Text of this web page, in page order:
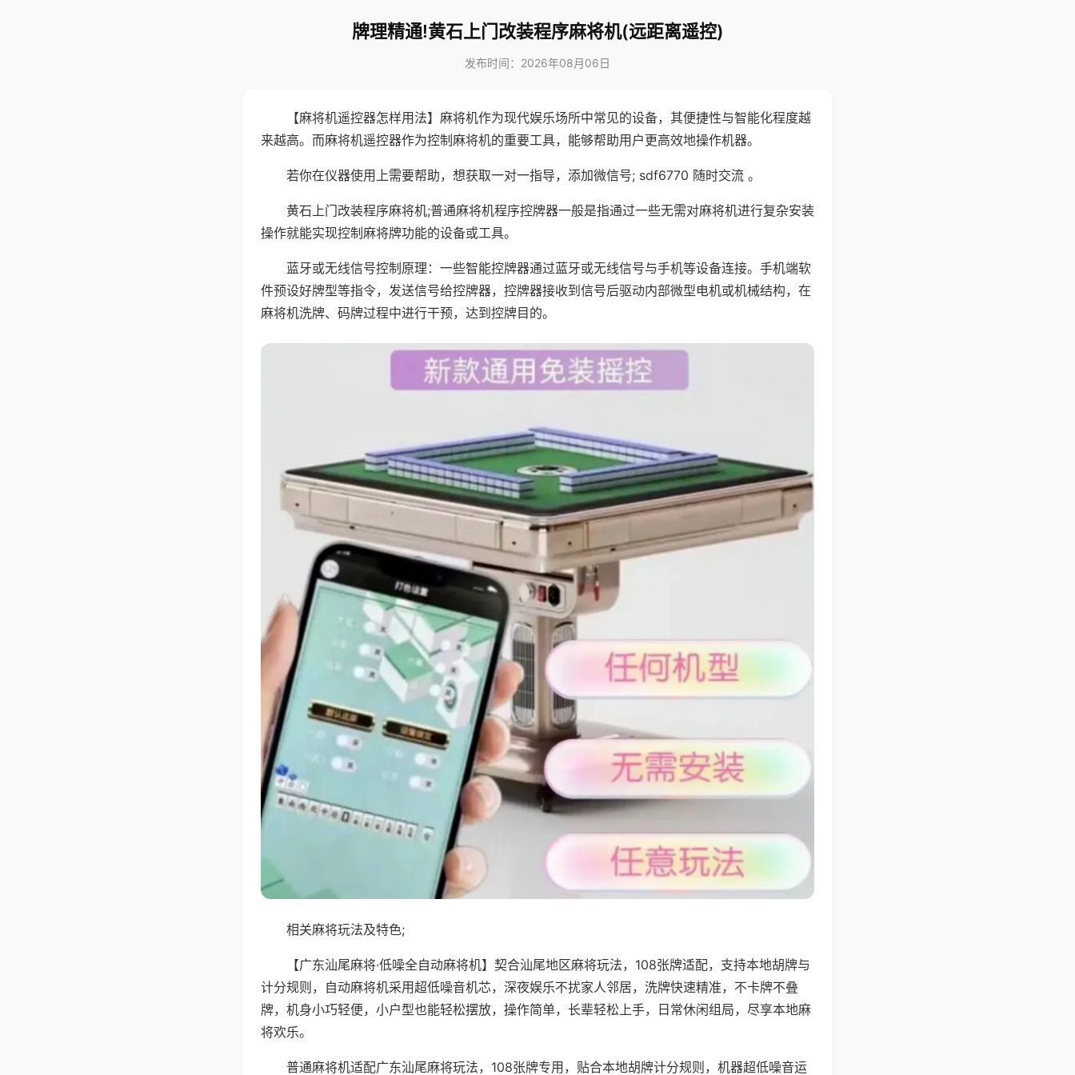
牌理精通!黄石上门改装程序麻将机(远距离遥控)
发布时间：2026年08月06日
【麻将机遥控器怎样用法】麻将机作为现代娱乐场所中常见的设备，其便捷性与智能化程度越
来越高。而麻将机遥控器作为控制麻将机的重要工具，能够帮助用户更高效地操作机器。
若你在仪器使用上需要帮助，想获取一对一指导，添加微信号; sdf6770 随时交流 。
黄石上门改装程序麻将机;普通麻将机程序控牌器一般是指通过一些无需对麻将机进行复杂安装
操作就能实现控制麻将牌功能的设备或工具。
蓝牙或无线信号控制原理：一些智能控牌器通过蓝牙或无线信号与手机等设备连接。手机端软
件预设好牌型等指令，发送信号给控牌器，控牌器接收到信号后驱动内部微型电机或机械结构，在
麻将机洗牌、码牌过程中进行干预，达到控牌目的。
相关麻将玩法及特色;
【广东汕尾麻将·低噪全自动麻将机】契合汕尾地区麻将玩法，108张牌适配，支持本地胡牌与
计分规则，自动麻将机采用超低噪音机芯，深夜娱乐不扰家人邻居，洗牌快速精准，不卡牌不叠
牌，机身小巧轻便，小户型也能轻松摆放，操作简单，长辈轻松上手，日常休闲组局，尽享本地麻
将欢乐。
普通麻将机适配广东汕尾麻将玩法，108张牌专用，贴合本地胡牌计分规则，机器超低噪音运